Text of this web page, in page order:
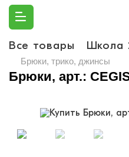
Все товары Школа
Брюки, трико, джинсы
Брюки, арт.: